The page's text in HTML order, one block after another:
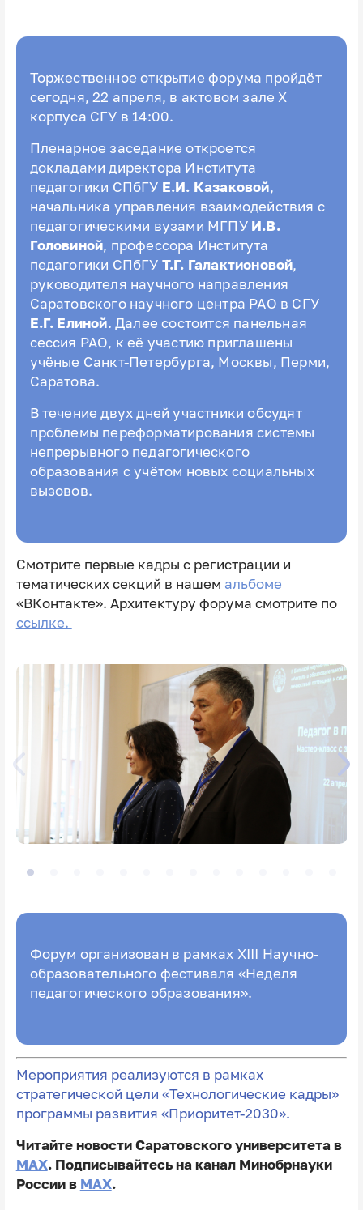
Торжественное открытие форума пройдёт
сегодня, 22 апреля, в актовом зале X
корпуса СГУ в 14:00.
Пленарное заседание откроется
докладами директора Института
педагогики СПбГУ Е.И. Казаковой,
начальника управления взаимодействия с
педагогическими вузами МГПУ И.В.
Головиной, профессора Института
педагогики СПбГУ Т.Г. Галактионовой,
руководителя научного направления
Саратовского научного центра РАО в СГУ
Е.Г. Елиной. Далее состоится панельная
сессия РАО, к её участию приглашены
учёные Санкт-Петербурга, Москвы, Перми,
Саратова.
В течение двух дней участники обсудят
проблемы переформатирования системы
непрерывного педагогического
образования с учётом новых социальных
вызовов.
Смотрите первые кадры с регистрации и
тематических секций в нашем альбоме
«ВКонтакте». Архитектуру форума смотрите по
ссылке.
Форум организован в рамках XIII Научно-
образовательного фестиваля «Неделя
педагогического образования».
Мероприятия реализуются в рамках
стратегической цели «Технологические кадры»
программы развития «Приоритет-2030».
Читайте новости Саратовского университета в
MAX. Подписывайтесь на канал Минобрнауки
России в MAX.